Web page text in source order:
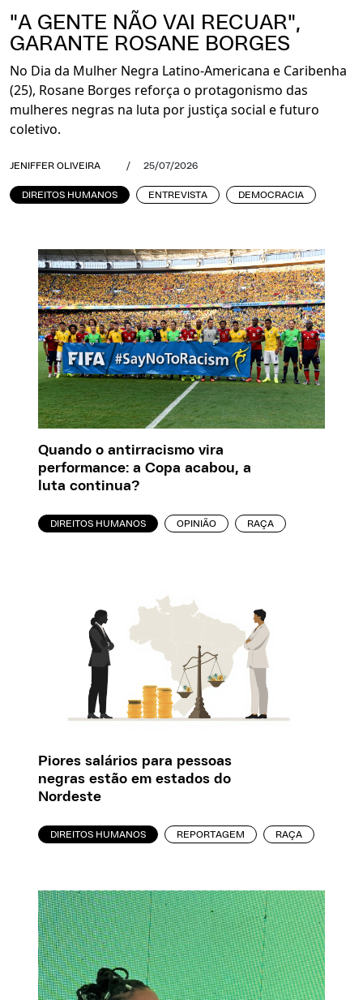
"A GENTE NÃO VAI RECUAR",
GARANTE ROSANE BORGES
No Dia da Mulher Negra Latino-Americana e Caribenha
(25), Rosane Borges reforça o protagonismo das
mulheres negras na luta por justiça social e futuro
coletivo.
JENIFFER OLIVEIRA / 25/07/2026
DIREITOS HUMANOS ENTREVISTA DEMOCRACIA
Quando o antirracismo vira
performance: a Copa acabou, a
luta continua?
DIREITOS HUMANOS OPINIÃO RAÇA
Piores salários para pessoas
negras estão em estados do
Nordeste
DIREITOS HUMANOS REPORTAGEM RAÇA